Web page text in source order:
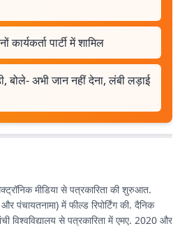
पार्टी में शामिल
बोले- अभी जान नहीं देना, लंबी लड़ाई
मीडिया से पत्रकारिता की शुरुआत.
पंचायतनामा) में फील्ड रिपोर्टिंग की. दैनिक
विश्वविद्यालय से पत्रकारिता में एमए. 2020 और